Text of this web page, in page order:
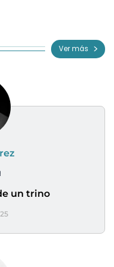
Ver más
un trino